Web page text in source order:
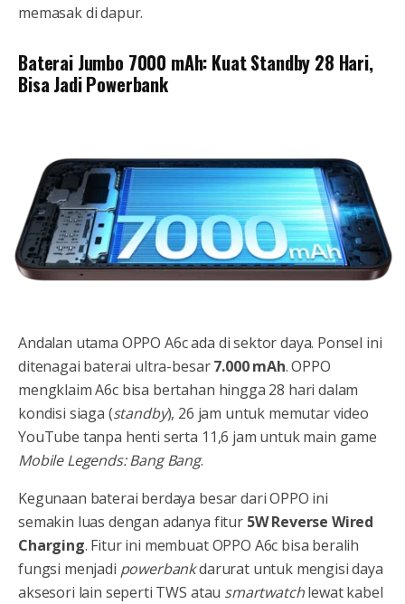
memasak di dapur.
Baterai Jumbo 7000 mAh: Kuat Standby 28 Hari,
Bisa Jadi Powerbank
Andalan utama OPPO A6c ada di sektor daya. Ponsel ini
ditenagai baterai ultra-besar7.000 mAh. OPPO
mengklaim A6c bisa bertahan hingga 28 hari dalam
kondisi siaga (standby), 26 jam untuk memutar video
YouTube tanpa henti serta 11,6 jam untuk main game
Mobile Legends: Bang Bang.
Kegunaan baterai berdaya besar dari OPPO ini
semakin luas dengan adanya fitur 5W Reverse Wired
Charging. Fitur ini membuat OPPO A6c bisa beralih
fungsi menjadi powerbankdarurat untuk mengisi daya
aksesori lain seperti TWS atau smartwatchlewat kabel